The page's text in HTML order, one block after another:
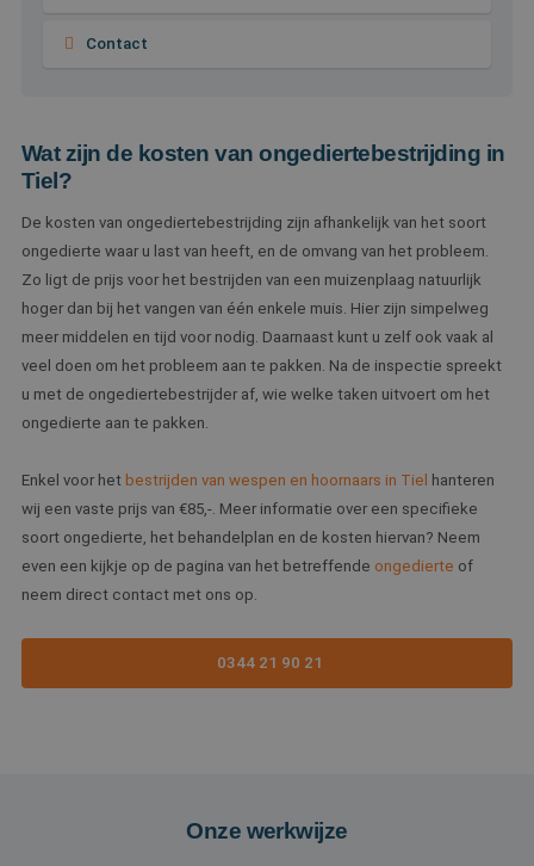
Contact
Wat zijn de kosten van ongediertebestrijding in
Tiel?
De kosten van ongediertebestrijding zijn afhankelijk van het soort
ongedierte waar u last van heeft, en de omvang van het probleem.
Zo ligt de prijs voor het bestrijden van een muizenplaag natuurlijk
hoger dan bij het vangen van één enkele muis. Hier zijn simpelweg
meer middelen en tijd voor nodig. Daarnaast kunt u zelf ook vaak al
veel doen om het probleem aan te pakken. Na de inspectie spreekt
u met de ongediertebestrijder af, wie welke taken uitvoert om het
ongedierte aan te pakken.
Enkel voor het bestrijden van wespen en hoornaars in Tiel hanteren
wij een vaste prijs van €85,-. Meer informatie over een specifieke
soort ongedierte, het behandelplan en de kosten hiervan? Neem
even een kijkje op de pagina van het betreffende ongedierte of
neem direct contact met ons op.
0344 21 90 21
Onze werkwijze